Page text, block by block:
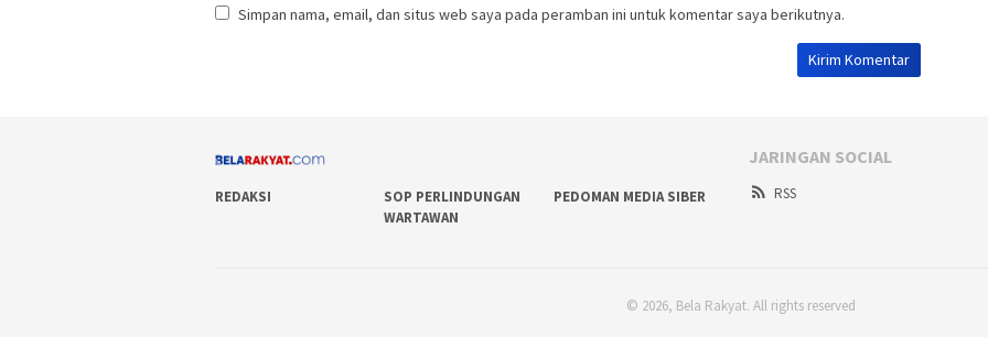
Simpan nama, email, dan situs web saya pada peramban ini untuk komentar saya berikutnya.
REDAKSI
SOP PERLINDUNGAN
WARTAWAN
PEDOMAN MEDIA SIBER
JARINGAN SOCIAL
RSS
© 2026, Bela Rakyat. All rights reserved